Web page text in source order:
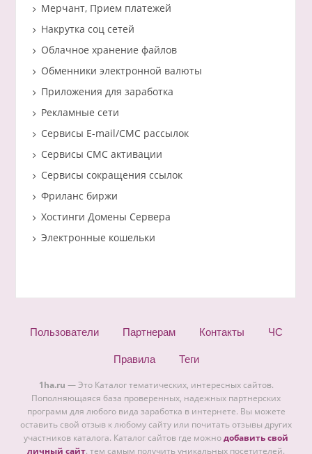
Мерчант, Прием платежей
Накрутка соц сетей
Облачное хранение файлов
Обменники электронной валюты
Приложения для заработка
Рекламные сети
Сервисы E-mail/СМС рассылок
Сервисы СМС активации
Сервисы сокращения ссылок
Фриланс биржи
Хостинги Домены Сервера
Электронные кошельки
Пользователи Партнерам Контакты ЧС
Правила Теги
1ha.ru — Это Каталог тематических, интересных сайтов.
Пополняющаяся база проверенных, надежных партнерских
программ для любого вида заработка в интернете. Вы можете
оставить свой отзыв к любому сайту или почитать отзывы других
участников каталога. Каталог сайтов где можнодобавить свой
личный сайт. тем самым получить уникальных посетителей.